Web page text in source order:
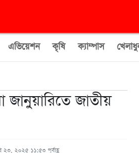
এভিয়েশন কৃষি ক্যাম্পাস
জানুয়ারিতে জাতীয়
২৩, ২০২৫ ১১:৫৩ পূর্বাহ্ণ